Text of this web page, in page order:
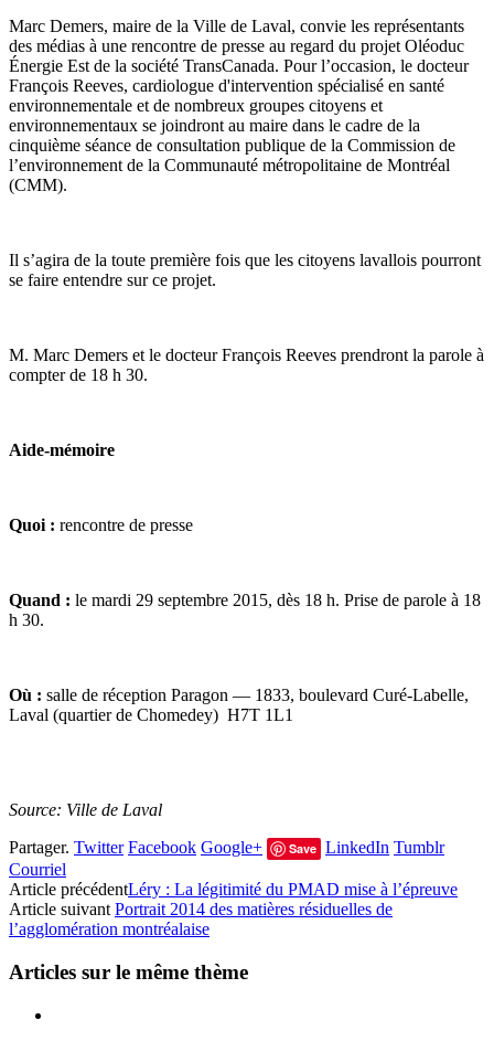
Marc Demers, maire de la Ville de Laval, convie les représentants
des médias à une rencontre de presse au regard du projet Oléoduc
Énergie Est de la société TransCanada. Pour l’occasion, le docteur
François Reeves, cardiologue d'intervention spécialisé en santé
environnementale et de nombreux groupes citoyens et
environnementaux se joindront au maire dans le cadre de la
cinquième séance de consultation publique de la Commission de
l’environnement de la Communauté métropolitaine de Montréal
(CMM).
Il s’agira de la toute première fois que les citoyens lavallois pourront
se faire entendre sur ce projet.
M. Marc Demers et le docteur François Reeves prendront la parole à
compter de 18 h 30.
Aide-mémoire
Quoi : rencontre de presse
Quand : le mardi 29 septembre 2015, dès 18 h. Prise de parole à 18
h 30.
Où : salle de réception Paragon — 1833, boulevard Curé-Labelle,
Laval (quartier de Chomedey) H7T 1L1
Source: Ville de Laval
Partager. Twitter Facebook Google+ Save LinkedIn Tumblr
Courriel
Article précédentLéry : La légitimité du PMAD mise à l’épreuve
Article suivant Portrait 2014 des matières résiduelles de
l’agglomération montréalaise
Articles sur le même thème